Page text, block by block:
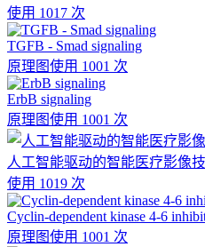
使用 1017 次
TGFB - Smad signaling
原理图使用 1001 次
ErbB signaling
原理图使用 1001 次
人工智能驱动的智能医疗影像
使用 1019 次
Cyclin-dependent kinase 4-6
原理图使用 1001 次